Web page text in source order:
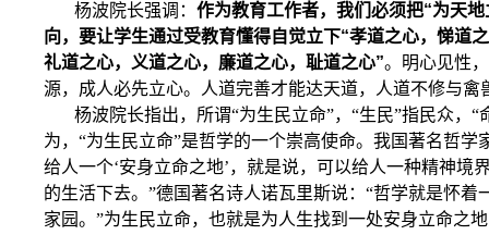
杨波院长强调： 作为教育工作者，我们必须把“为天
向，要让学生通过受教育懂得自觉立下“孝道之心，悌道
礼道之心，义道之心，廉道之心，耻道之心”。明心见性
源，成人必先立心。人道完善才能达天道，人道不修与禽
杨波院长指出，所谓“为生民立命”，“生民”指民众，“
为，“为生民立命”是哲学的一个崇高使命。我国著名哲学
给人一个‘安身立命之地’，就是说，可以给人一种精神境
的生活下去。”德国著名诗人诺瓦里斯说：“哲学就是怀着
家园。”为生民立命，也就是为人生找到一处安身立命之